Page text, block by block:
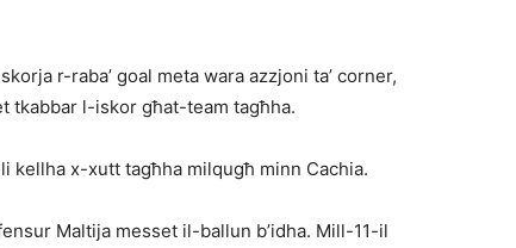
r-raba’ goal meta wara azzjoni ta’ corner,
tkabbar l-iskor għat-team tagħha.
kellha x-xutt tagħha milqugħ minn Cachia.
Maltija messet il-ballun b’idha. Mill-11-il